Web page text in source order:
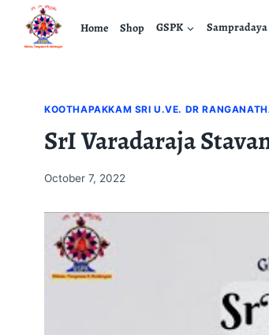
Home Shop GSPK
KOOTHAPAKKAM SRI U.VE. DR
SrI Varadaraja
October 7, 2022